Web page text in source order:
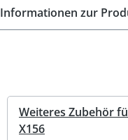
Informationen zur
Weiteres Zubehör
X156